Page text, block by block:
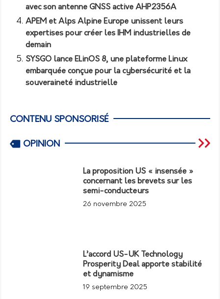
avec son antenne GNSS active AHP2356A
APEM et Alps Alpine Europe unissent leurs
expertises pour créer les IHM industrielles de
demain
SYSGO lance ELinOS 8, une plateforme Linux
embarquée conçue pour la cybersécurité et la
souveraineté industrielle
CONTENU SPONSORISÉ
OPINION
La proposition US « insensée »
concernant les brevets sur les
semi-conducteurs
26 novembre 2025
L’accord US-UK Technology
Prosperity Deal apporte stabilité
et dynamisme
19 septembre 2025